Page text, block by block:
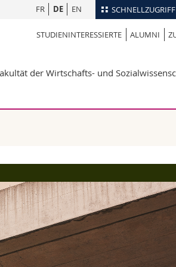
SCHNELLZUGRIFF
Personenverzeichnis
Bibliotheken
Vorlesungsverzeichnis
FR DE EN
STUDIENINTERESSIERTE ALUMNI
der Wirtschafts- und